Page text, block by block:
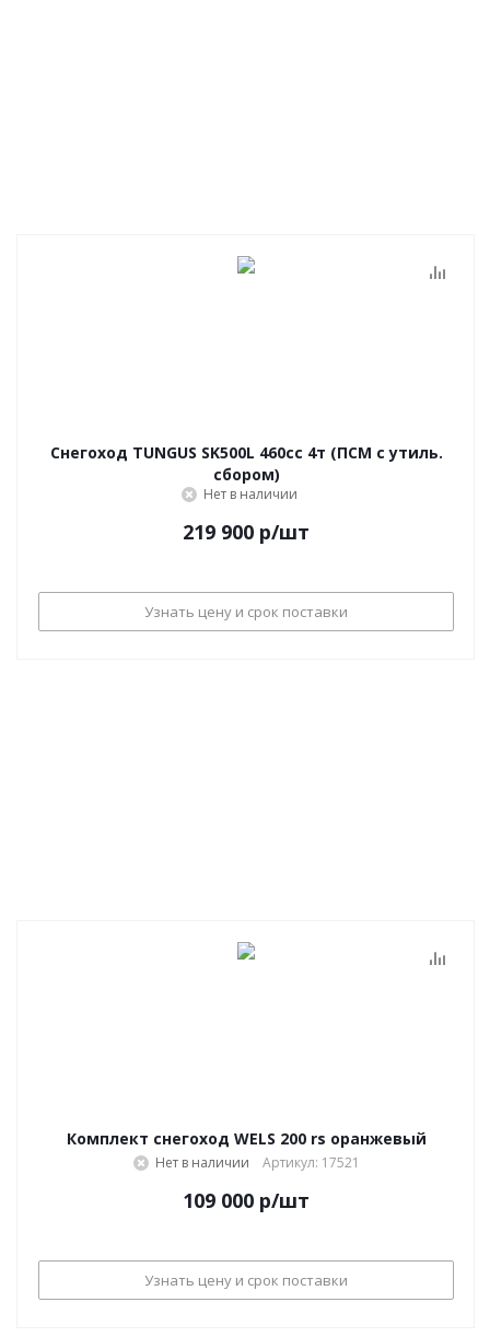
Снегоход TUNGUS SK500L 460cc 4т (ПСМ с утиль.
сбором)
Нет в наличии
219 900 р/шт
Узнать цену и срок поставки
Комплект снегоход WELS 200 rs оранжевый
Нет в наличии Артикул: 17521
109 000 р/шт
Узнать цену и срок поставки